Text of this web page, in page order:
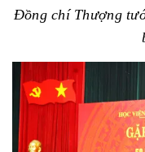
Đồng chí Thượng